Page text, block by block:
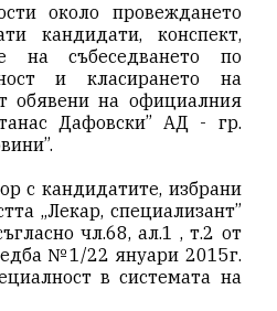
около провеждането
кандидати, конспект,
на събеседването по
и класирането на
обявени на официалния
Дафовски” АД - гр.
с кандидатите, избрани
„Лекар, специализант”
чл.68, ал.1 , т.2 от
№1/22 януари 2015г.
в системата на